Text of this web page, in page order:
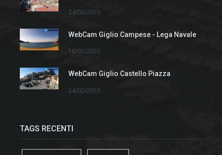
24/02/2010
WebCam Giglio Campese - Lega Navale
16/01/2020
WebCam Giglio Castello Piazza
24/02/2010
TAGS RECENTI